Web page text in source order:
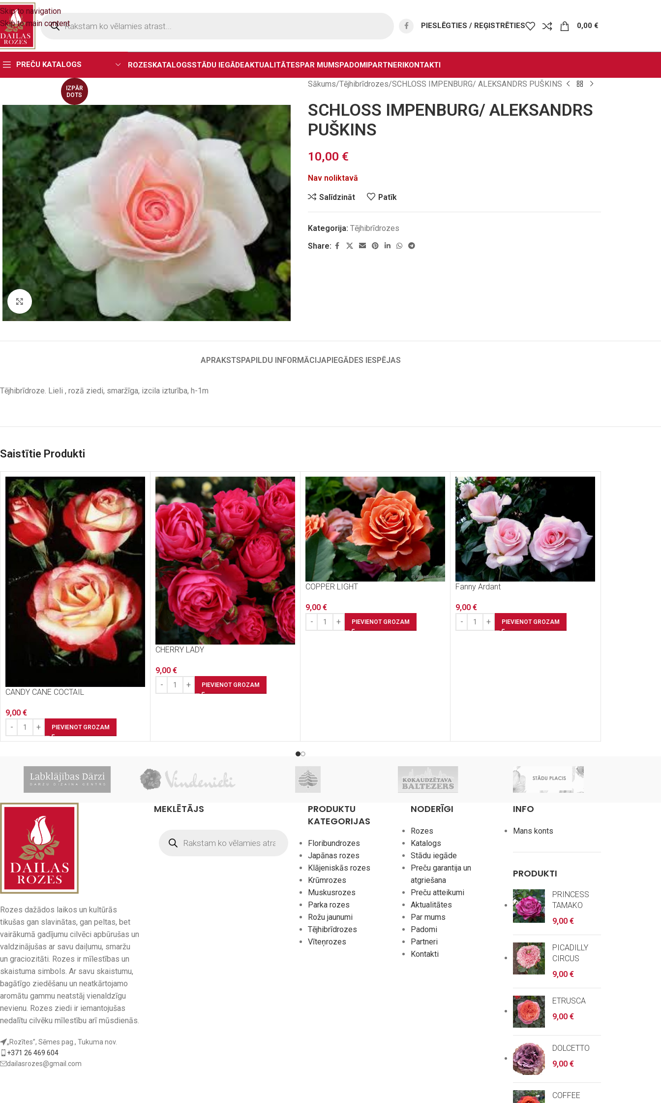
Skip to navigation
Skip to main content
PIESLĒGTIES / REĢISTRĒTIES 0,00 €
PREČU KATALOGS ROZESKATALOGSSTĀDU IEGĀDEAKTUALITĀTESPAR MUMSPADOMIPARTNERIKONTAKTI
IZPĀR
DOTS
Click to enlarge
Sākums Tējhibrīdrozes SCHLOSS IMPENBURG/ ALEKSANDRS PUŠKINS
SCHLOSS IMPENBURG/ ALEKSANDRS
PUŠKINS
10,00 €
Nav noliktavā
Salīdzināt Patīk
Kategorija: Tējhibrīdrozes
Share:
APRAKSTSPAPILDU INFORMĀCIJAPIEGĀDES IESPĒJAS
Tējhibrīdroze. Lieli , rozā ziedi, smaržīga, izcila izturība, h-1m
Saistītie Produkti
CANDY CANE COCTAIL
9,00 €
PIEVIENOT GROZAM
CHERRY LADY
9,00 €
PIEVIENOT GROZAM
COPPER LIGHT
9,00 €
PIEVIENOT GROZAM
Fanny Ardant
9,00 €
PIEVIENOT GROZAM
Rozes dažādos laikos un kultūrās
tikušas gan slavinātas, gan peltas, bet
vairākumā gadījumu cilvēci apbūrušas un
valdzinājušas ar savu daiļumu, smaržu
un graciozitāti. Rozes ir mīlestības un
skaistuma simbols. Ar savu skaistumu,
bagātīgo ziedēšanu un neatkārtojamo
aromātu gammu neatstāj vienaldzīgu
nevienu. Rozes ziedi ir iemantojušas
nedalītu cilvēku mīlestību arī mūsdienās.
„Rozītes”, Sēmes pag., Tukuma nov.
+371 26 469 604
dailasrozes@gmail.com
MEKLĒTĀJS
PRODUKTU
KATEGORIJAS
Floribundrozes
Japānas rozes
Klājeniskās rozes
Krūmrozes
Muskusrozes
Parka rozes
Rožu jaunumi
Tējhibrīdrozes
Vīteņrozes
NODERĪGI
Rozes
Katalogs
Stādu iegāde
Preču garantija un
atgriešana
Preču atteikumi
Aktualitātes
Par mums
Padomi
Partneri
Kontakti
INFO
Mans konts
PRODUKTI
PRINCESS
TAMAKO
9,00€
PICADILLY
CIRCUS
9,00€
ETRUSCA
9,00€
DOLCETTO
9,00€
COFFEE